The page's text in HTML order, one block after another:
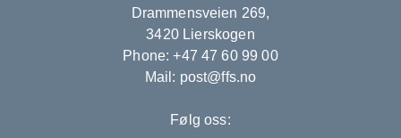
Drammensveien 269,
3420 Lierskogen
Phone: +47 47 60 99 00
Mail: post@ffs.no
Følg oss: